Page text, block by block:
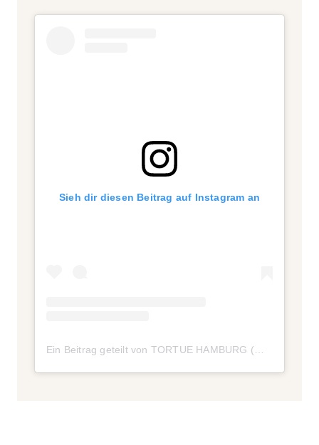
Sieh dir diesen Beitrag auf Instagram an